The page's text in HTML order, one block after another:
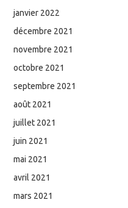
janvier 2022
décembre 2021
novembre 2021
octobre 2021
septembre 2021
août 2021
juillet 2021
juin 2021
mai 2021
avril 2021
mars 2021